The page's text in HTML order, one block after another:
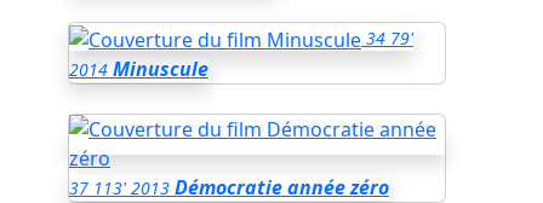
34 79'
2014 Minuscule
37 113' 2013 Démocratie année zéro